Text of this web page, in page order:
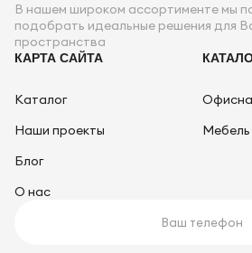
В нашем широком ассортименте мы
подобрать идеальные решения для
пространства
КАРТА САЙТА
Каталог
Наши проекты
Блог
О нас
Мебель